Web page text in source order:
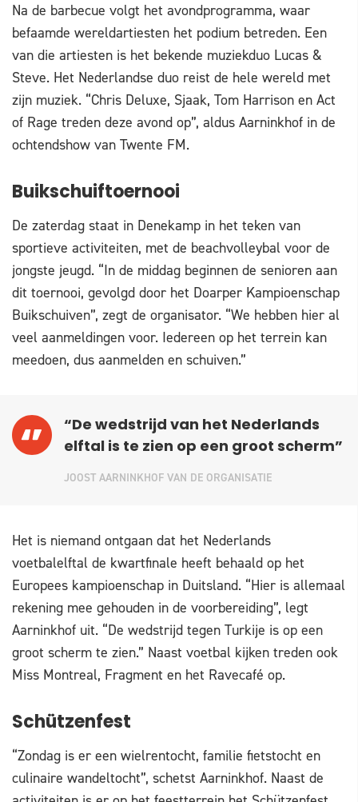
Na de barbecue volgt het avondprogramma, waar
befaamde wereldartiesten het podium betreden. Een
van die artiesten is het bekende muziekduo Lucas &
Steve. Het Nederlandse duo reist de hele wereld met
zijn muziek. “Chris Deluxe, Sjaak, Tom Harrison en Act
of Rage treden deze avond op”, aldus Aarninkhof in de
ochtendshow van Twente FM.
Buikschuiftoernooi
De zaterdag staat in Denekamp in het teken van
sportieve activiteiten, met de beachvolleybal voor de
jongste jeugd. “In de middag beginnen de senioren aan
dit toernooi, gevolgd door het Doarper Kampioenschap
Buikschuiven”, zegt de organisator. “We hebben hier al
veel aanmeldingen voor. Iedereen op het terrein kan
meedoen, dus aanmelden en schuiven.”
“De wedstrijd van het Nederlands
elftal is te zien op een groot scherm”
JOOST AARNINKHOF VAN DE ORGANISATIE
Het is niemand ontgaan dat het Nederlands
voetbalelftal de kwartfinale heeft behaald op het
Europees kampioenschap in Duitsland. “Hier is allemaal
rekening mee gehouden in de voorbereiding”, legt
Aarninkhof uit. “De wedstrijd tegen Turkije is op een
groot scherm te zien.” Naast voetbal kijken treden ook
Miss Montreal, Fragment en het Ravecafé op.
Schützenfest
“Zondag is er een wielrentocht, familie fietstocht en
culinaire wandeltocht”, schetst Aarninkhof. Naast de